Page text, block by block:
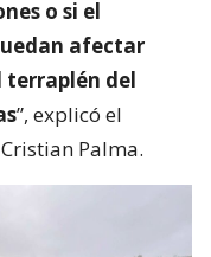
o si el
afectar
del
”, explicó el
Palma.